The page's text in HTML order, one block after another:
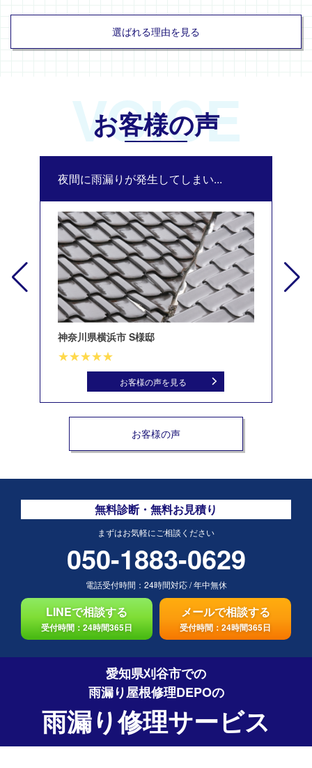
選ばれる理由を見る
VOICE
お客様の声
夜間に雨漏りが発生してしまい...
神奈川県横浜市 S様邸
お客様の声を見る
お客様の声
無料診断・無料お見積り
まずはお気軽にご相談ください
050-1883-0629
電話受付時間： 24時間対応/年中無休
LINEで相談する
受付時間：24時間365日
メールで相談する
受付時間：24時間365日
愛知県刈谷市での
雨漏り屋根修理DEPOの
雨漏り修理サービス